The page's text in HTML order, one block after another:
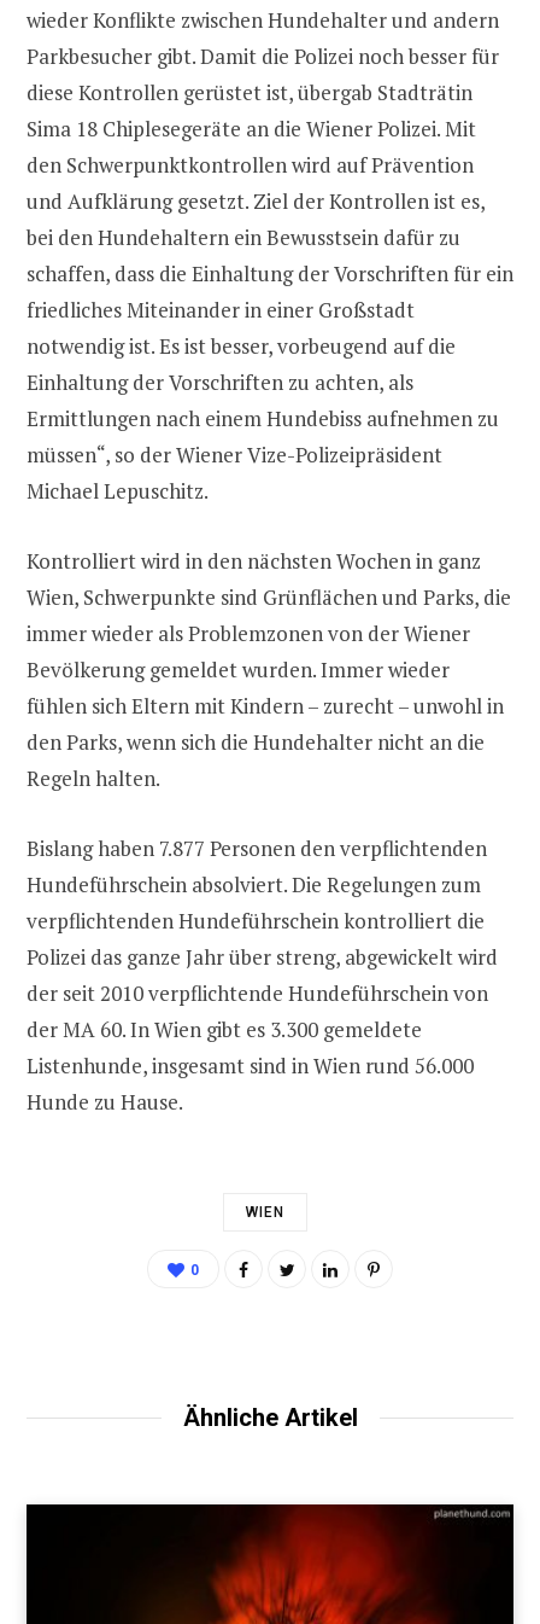
wieder Konflikte zwischen Hundehalter und andern
Parkbesucher gibt. Damit die Polizei noch besser für
diese Kontrollen gerüstet ist, übergab Stadträtin
Sima 18 Chiplesegeräte an die Wiener Polizei. Mit
den Schwerpunktkontrollen wird auf Prävention
und Aufklärung gesetzt. Ziel der Kontrollen ist es,
bei den Hundehaltern ein Bewusstsein dafür zu
schaffen, dass die Einhaltung der Vorschriften für ein
friedliches Miteinander in einer Großstadt
notwendig ist. Es ist besser, vorbeugend auf die
Einhaltung der Vorschriften zu achten, als
Ermittlungen nach einem Hundebiss aufnehmen zu
müssen“, so der Wiener Vize-Polizeipräsident
Michael Lepuschitz.
Kontrolliert wird in den nächsten Wochen in ganz
Wien, Schwerpunkte sind Grünflächen und Parks, die
immer wieder als Problemzonen von der Wiener
Bevölkerung gemeldet wurden. Immer wieder
fühlen sich Eltern mit Kindern – zurecht – unwohl in
den Parks, wenn sich die Hundehalter nicht an die
Regeln halten.
Bislang haben 7.877 Personen den verpflichtenden
Hundeführschein absolviert. Die Regelungen zum
verpflichtenden Hundeführschein kontrolliert die
Polizei das ganze Jahr über streng, abgewickelt wird
der seit 2010 verpflichtende Hundeführschein von
der MA 60. In Wien gibt es 3.300 gemeldete
Listenhunde, insgesamt sind in Wien rund 56.000
Hunde zu Hause.
WIEN
0
Ähnliche Artikel